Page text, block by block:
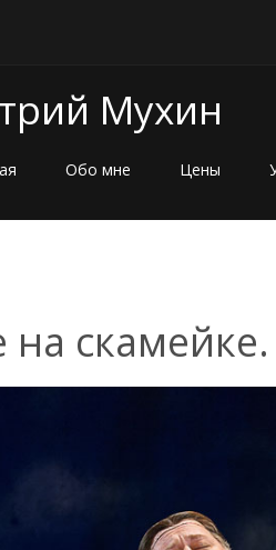
Мухин
Обо мне Цены
на